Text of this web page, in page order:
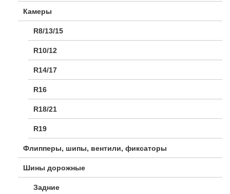
Камеры
R8/13/15
R10/12
R14/17
R16
R18/21
R19
Флипперы, шипы, вентили, фиксаторы
Шины дорожные
Задние